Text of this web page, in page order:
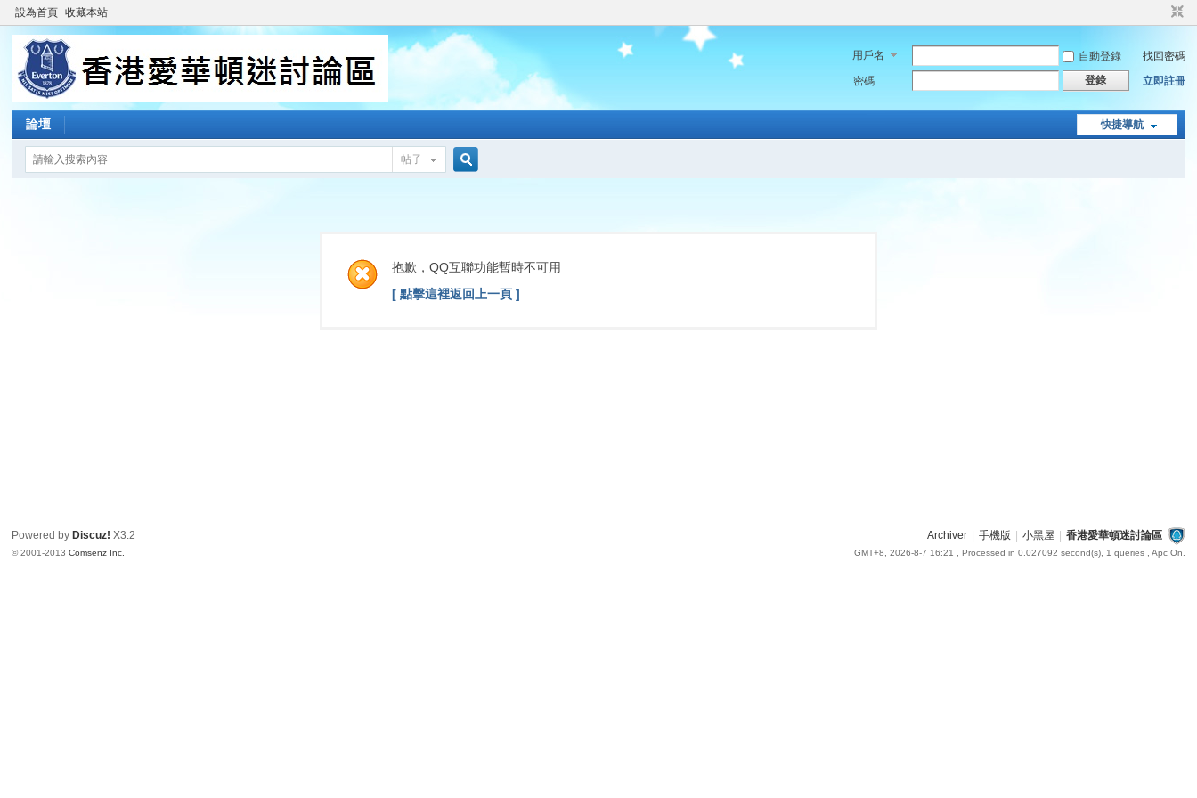
設為首頁 收藏本站
用戶名 自動登錄
找回密碼
密碼
登錄 立即註冊
快捷導航
論壇
帖子
索
抱歉，QQ互聯功能暫時不可用
[ 點擊這裡返回上一頁 ]
Archiver 手機版 小黑屋 香港愛華頓迷討論區
GMT+8, 2026-8-7 16:21 , Processed in 0.027092 second(s), 1 queries , Apc On.
Powered by Discuz! X3.2
© 2001-2013Comsenz Inc.